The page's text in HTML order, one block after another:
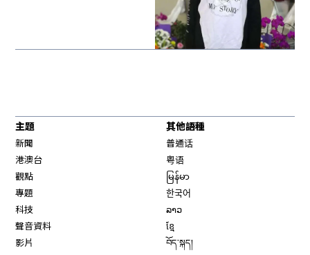
主題
新聞
港澳台
觀點
專題
科技
聲音資料
影片
其他語種
普通话
粤语
မြန်မာ
한국어
ລາວ
ខ្មែ
བོད་སྐད།